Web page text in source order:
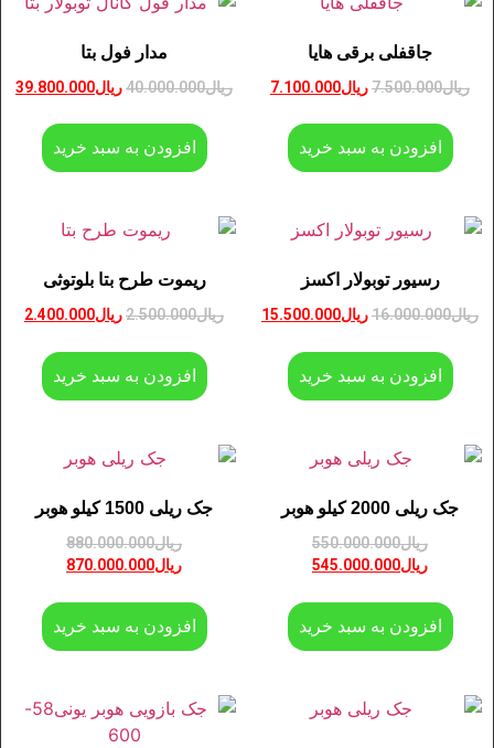
جاقفلی برقی هایا
ریال7.500.000ریال7.100.000
افزودن به سبد خرید
مدار فول بتا
ریال40.000.000ریال39.800.000
افزودن به سبد خرید
رسیور توبولار اکسز
ریال16.000.000ریال15.500.000
افزودن به سبد خرید
ریموت طرح بتا بلوتوثی
ریال2.500.000ریال2.400.000
افزودن به سبد خرید
جک ریلی 2000 کیلو هوبر
ریال550.000.000
ریال545.000.000
افزودن به سبد خرید
جک ریلی 1500 کیلو هوبر
ریال880.000.000
ریال870.000.000
افزودن به سبد خرید